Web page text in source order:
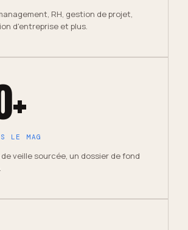
RH, gestion de projet,
d'entreprise et plus.
LE MAG
de veille sourcée, un dossier de fond